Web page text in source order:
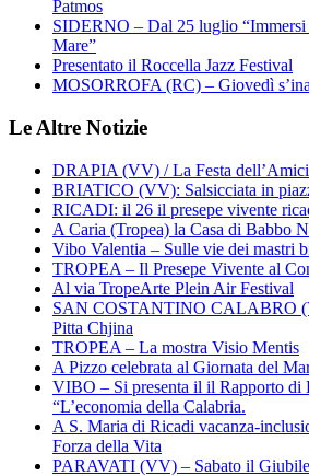
Patmos
SIDERNO – Dal 25 luglio
Mare”
Presentato il Roccella Jazz Festival
MOSORROFA (RC) – Giovedì
Le Altre Notizie
DRAPIA (VV) / La Festa
BRIATICO (VV): Salsicciata in
RICADI: il 26 il presepe vivente
A Caria (Tropea) la Casa di Babbo
Vibo Valentia – Sulle vie dei mastri
TROPEA – Il Presepe Vivente al
Al via TropeArte Plein Air Festival
SAN COSTANTINO CALABRO
Pitta Chjina
TROPEA – La mostra Visio Mentis
A Pizzo celebrata al Giornata del
VIBO – Si presenta il il Rapporto di
“L’economia della Calabria.
A S. Maria di Ricadi vacanza-
Forza della Vita
PARAVATI (VV) – Sabato il